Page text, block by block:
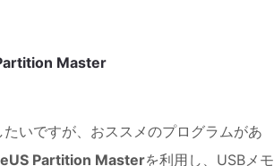
Master
たいですが、おススメのプログラムがあ
Partition Masterを利用し、USBメモ